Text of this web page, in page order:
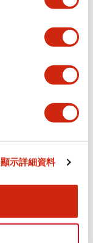
顯示詳細資料
顯示全部+